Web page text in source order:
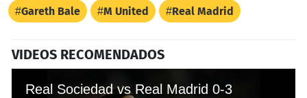
Gareth Bale M United Real Madrid
VIDEOS RECOMENDADOS
Real Sociedad vs Real Madrid 0-3